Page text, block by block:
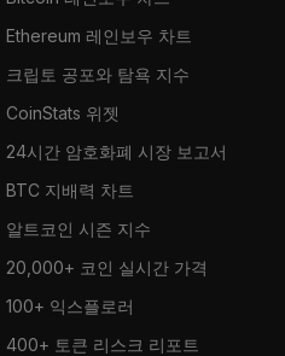
Ethereum 레인보우 차트
크립토 공포와 탐욕 지수
CoinStats 위젯
24시간 암호화폐 시장 보고서
BTC 지배력 차트
알트코인 시즌 지수
20,000+ 코인 실시간 가격
100+ 익스플로러
400+ 토큰 리스크 리포트